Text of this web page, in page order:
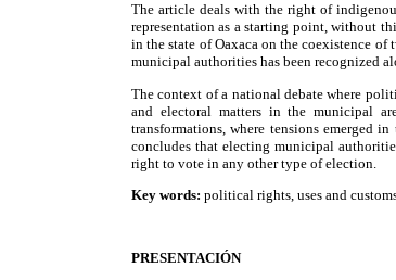
The article deals with the right of
representation as a starting point, without
in the state of Oaxaca on the coexistence of
municipal authorities has been recognized
The context of a national debate where
and electoral matters in the municipal
transformations, where tensions emerged
concludes that electing municipal
right to vote in any other type of election.
Key words: political rights, uses and
PRESENTACIÓN